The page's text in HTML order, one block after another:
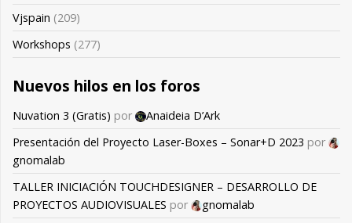
Vjspain (209)
Workshops (277)
Nuevos hilos en los foros
Nuvation 3 (Gratis) por
Anaideia D’Ark
Presentación del Proyecto Laser-Boxes – Sonar+D 2023 por
gnomalab
TALLER INICIACIÓN TOUCHDESIGNER – DESARROLLO DE
PROYECTOS AUDIOVISUALES por
gnomalab